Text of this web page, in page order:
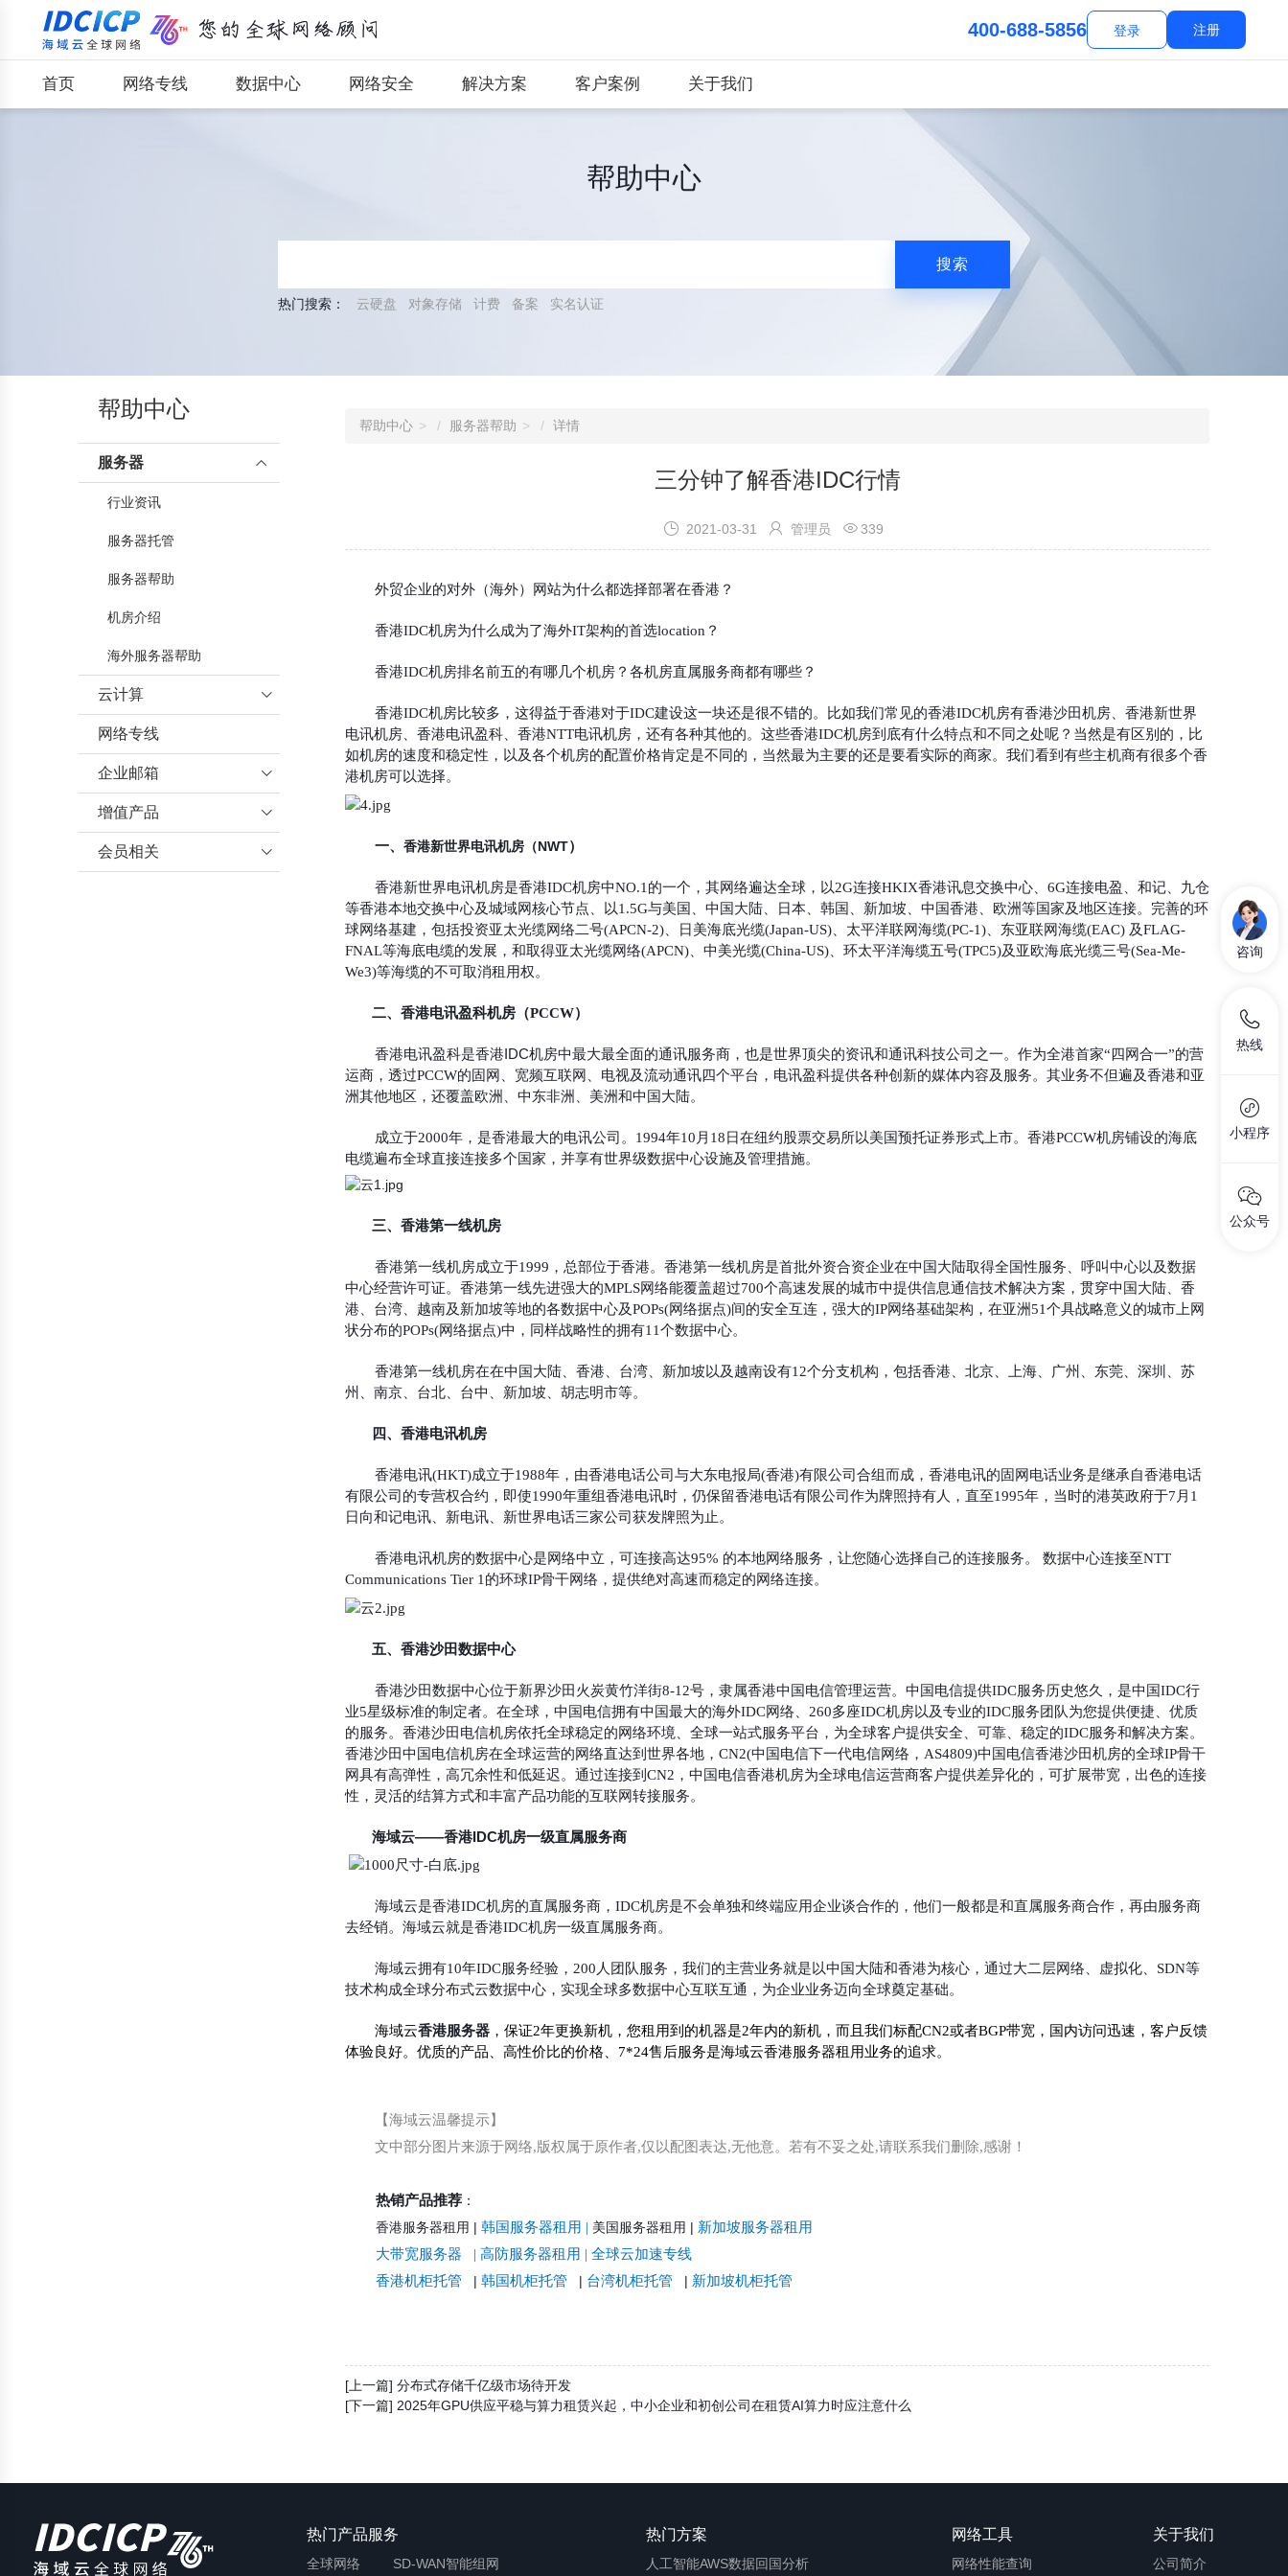
400-688-5856 登录 注册
首页 网络专线 数据中心 网络安全 解决方案 客户案例 关于我们
帮助中心
搜索
热门搜索： 云硬盘 对象存储 计费 备案 实名认证
帮助中心
服务器 
行业资讯
服务器托管
服务器帮助
机房介绍
海外服务器帮助
云计算 
云服务器
网络专线
企业邮箱 
企业邮箱帮助
增值产品 
增值业务帮助
会员相关 
帮助中心 服务器帮助 详情
三分钟了解香港IDC行情
 2021-03-31  管理员  339
外贸企业的对外（海外）网站为什么都选择部署在香港？
香港IDC机房为什么成为了海外IT架构的首选location？
香港IDC机房排名前五的有哪几个机房？各机房直属服务商都有哪些？
香港IDC机房比较多，这得益于香港对于IDC建设这一块还是很不错的。比如我们常见的香港IDC机房有香港沙田机房
香港新世界
电讯机房、香港电讯盈科、香港NTT电讯机房，还有各种其他的。这些香港IDC机房到底有什么特点和不同之处呢？当然是有区别的，比
如机房的速度和稳定性，以及各个机房的配置价格肯定是不同的，当然最为主要的还是要看实际的商家。我们看到有些主机商有很多个香
港机房可以选择。
一、 香港新世界电讯机房（NWT）
香港新世界电讯机房是香港IDC机房中NO.1的一个，其网络遍达全球，以2G连接HKIX香港讯息交换中心、6G连接电盈、和记、九仓
等香港本地交换中心及城域网核心节点、以1.5G与美国、中国大陆、日本、韩国、新加坡、中国香港、欧洲等国家及地区连接。完善的环
球网络基建，包括投资亚太光缆网络二号(APCN-2)、日美海底光缆(Japan-US)、太平洋联网海缆(PC-1)、东亚联网海缆(EAC) 及FLAG-
FNAL等海底电缆的发展，和取得亚太光缆网络(APCN)、中美光缆(China-US)、环太平洋海缆五号(TPC5)及亚欧海底光缆三号(Sea-Me-
We3)等海缆的不可取消租用权。
二、香港电讯盈科机房（PCCW）
香港电讯盈科是香港IDC机房中最大最全面的通讯服务商，也是世界顶尖的资讯和通讯科技公司之一。作为全港首家“四网合一”的营
运商，透过PCCW的固网、宽频互联网、电视及流动通讯四个平台，电讯盈科提供各种创新的媒体内容及服务。其业务不但遍及香港和亚
洲其他地区，还覆盖欧洲、中东非洲、美洲和中国大陆。
成立于2000年，是香港最大的电讯公司。1994年10月18日在纽约股票交易所以美国预托证券形式上市。香港PCCW机房铺设的海底
电缆遍布全球直接连接多个国家，并享有世界级数据中心设施及管理措施。
三、香港第一线机房
香港第一线机房成立于1999，总部位于香港。香港第一线机房是首批外资合资企业在中国大陆取得全国性服务、呼叫中心以及数据
中心经营许可证。香港第一线先进强大的MPLS网络能覆盖超过700个高速发展的城市中提供信息通信技术解决方案，贯穿中国大陆、香
港、台湾、越南及新加坡等地的各数据中心及POPs(网络据点)间的安全互连，强大的IP网络基础架构，在亚洲51个具战略意义的城市上网
状分布的POPs(网络据点)中，同样战略性的拥有11个数据中心。
香港第一线机房在在中国大陆、香港、台湾、新加坡以及越南设有12个分支机构，包括香港、北京、上海、广州、东莞、深圳、苏
州、南京、台北、台中、新加坡、胡志明市等。
四、香港电讯机房
香港电讯(HKT)成立于1988年，由香港电话公司与大东电报局(香港)有限公司合组而成，香港电讯的固网电话业务是继承自香港电话
有限公司的专营权合约，即使1990年重组香港电讯时，仍保留香港电话有限公司作为牌照持有人，直至1995年，当时的港英政府于7月1
日向和记电讯、新电讯、新世界电话三家公司获发牌照为止。
香港电讯机房的数据中心是网络中立，可连接高达95% 的本地网络服务，让您随心选择自己的连接服务。 数据中心连接至NTT
Communications Tier 1的环球IP骨干网络，提供绝对高速而稳定的网络连接。
五、香港沙田数据中心
香港沙田数据中心位于新界沙田火炭黄竹洋街8-12号，隶属香港中国电信管理运营。中国电信提供IDC服务历史悠久，是中国IDC行
业5星级标准的制定者。在全球，中国电信拥有中国最大的海外IDC网络、260多座IDC机房以及专业的IDC服务团队为您提供便捷、优质
的服务。香港沙田电信机房依托全球稳定的网络环境、全球一站式服务平台，为全球客户提供安全、可靠、稳定的IDC服务和解决方案。
香港沙田中国电信机房在全球运营的网络直达到世界各地，CN2(中国电信下一代电信网络，AS4809)中国电信香港沙田机房的全球IP骨干
网具有高弹性，高冗余性和低延迟。通过连接到CN2，中国电信香港机房为全球电信运营商客户提供差异化的，可扩展带宽，出色的连接
性，灵活的结算方式和丰富产品功能的互联网转接服务。
海域云——香港IDC机房一级直属服务商
海域云是香港IDC机房的直属服务商，IDC机房是不会单独和终端应用企业谈合作的，他们一般都是和直属服务商合作，再由服务商
去经销。海域云就是香港IDC机房一级直属服务商。
海域云拥有10年IDC服务经验，200人团队服务，我们的主营业务就是以中国大陆和香港为核心，通过大二层网络、虚拟化、SDN等
技术构成全球分布式云数据中心，实现全球多数据中心互联互通，为企业业务迈向全球奠定基础。
海域云香港服务器 ，保证2年更换新机，您租用到的机器是2年内的新机，而且我们标配CN2或者BGP带宽，国内访问迅速，客户反馈
体验良好。优质的产品、高性价比的价格、7*24售后服务是海域云香港服务器租用业务的追求。
【海域云温馨提示】
文中部分图片来源于网络,版权属于原作者,仅以配图表达,无他意。若有不妥之处,请联系我们删除,感谢！
热销产品推荐 ：
香港服务器租用 | 韩国服务器租用 | 美国服务器租用 | 新加坡服务器租用
大带宽服务器 | 高防服务器租用 | 全球云加速专线
香港机柜托管 | 韩国机柜托管 | 台湾机柜托管 | 新加坡机柜托管
[上一篇] 分布式存储千亿级市场待开发
[下一篇] 2025年GPU供应平稳与算力租赁兴起，中小企业和初创公司在租赁AI算力时应注意什么
热门产品服务
全球网络 SD-WAN智能组网
热门方案
人工智能AWS数据回国分析
网络工具
网络性能查询
关于我们
公司简介
咨询
热线
小程序
公众号